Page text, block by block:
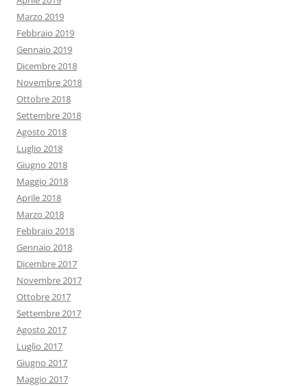
Marzo 2019
Febbraio 2019
Gennaio 2019
Dicembre 2018
Novembre 2018
Ottobre 2018
Settembre 2018
Agosto 2018
Luglio 2018
Giugno 2018
Maggio 2018
Aprile 2018
Marzo 2018
Febbraio 2018
Gennaio 2018
Dicembre 2017
Novembre 2017
Ottobre 2017
Settembre 2017
Agosto 2017
Luglio 2017
Giugno 2017
Maggio 2017